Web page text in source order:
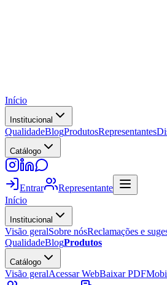
Início
Institucional
QualidadeBlogProdutosRepresentantes
Catálogo
Entrar
Representante
Início
Institucional
Visão geralSobre nósReclamações e
QualidadeBlogProdutos
Catálogo
Visão geralAcessar WebBaixar PDF